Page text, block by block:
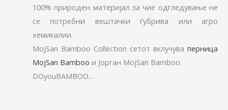
100% природен материјал за чие одгледување не
се потребни вештачки ѓубрива или агро
хемикалии.
MojSan Bamboo Collection сетот вклучува перница
MojSan Bamboo и Јорган MojSan Bamboo.
DOyouBAMBOO…